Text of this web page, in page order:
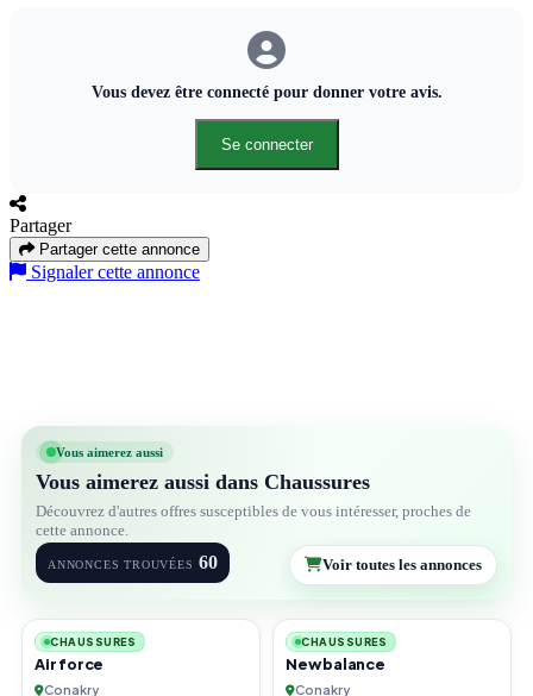
Vous devez être connecté pour donner votre avis.
Se connecter
Partager
Partager cette annonce
Signaler cette annonce
Vous aimerez aussi
Vous aimerez aussi dans Chaussures
Découvrez d'autres offres susceptibles de vous intéresser, proches de
cette annonce.
ANNONCES TROUVÉES 60 Voir toutes les annonces
CHAUSSURES
Air force
Conakry
CHAUSSURES
New balance
Conakry